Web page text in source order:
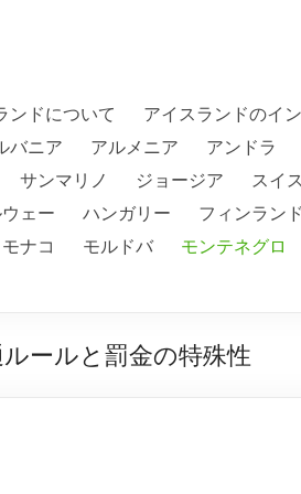
ンドについて アイスランドのイ
バニア アルメニア アンドラ
サンマリノ ジョージア スイス
ウェー ハンガリー フィンランド
モナコ モルドバ モンテネグロ
ールと罰金の特殊性